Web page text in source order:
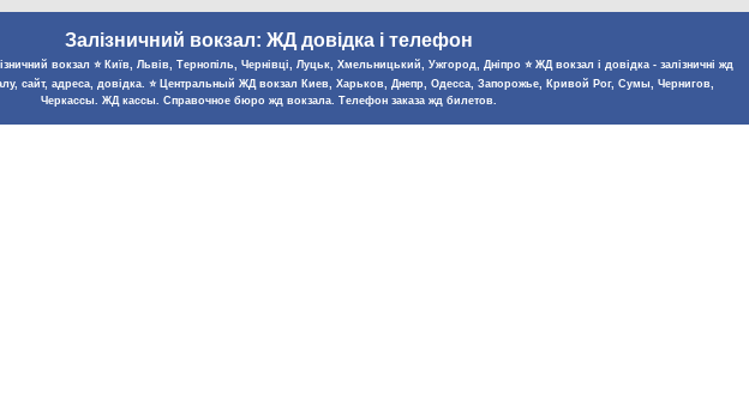
Залізничний вокзал: ЖД довідка і телефон
вокзал ⭐️ Київ, Львів, Тернопіль, Чернівці, Луцьк, Хмельницький, Ужгород, Дніпро ⭐️ ЖД вокзал і довідка - залізничні жд
сайт, адреса, довідка. ⭐️ Центральный ЖД вокзал Киев, Харьков, Днепр, Одесса, Запорожье, Кривой Рог, Сумы, Чернигов,
Черкассы. ЖД кассы. Справочное бюро жд вокзала. Телефон заказа жд билетов.